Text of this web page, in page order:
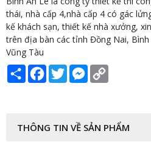
thái, nhà cấp 4,nhà cấp 4 có gác
kế khách sạn, thiết kế nhà xưởng,
trên địa bàn các tỉnh Đồng Nai,
Vũng Tàu
Share Facebook
TwitterMessenger
THÔNG TIN VỀ SẢN PHẨM